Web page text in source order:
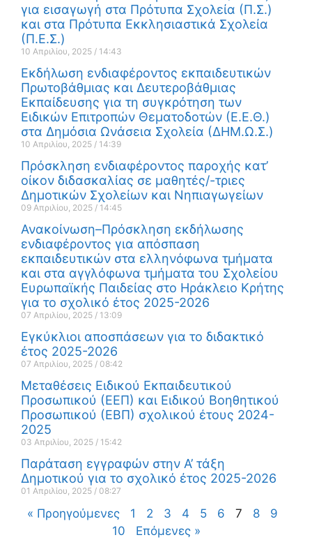
για εισαγωγή στα Πρότυπα Σχολεία (Π.Σ.)
και στα Πρότυπα Εκκλησιαστικά Σχολεία
(Π.Ε.Σ.)
10 Απριλίου, 2025 14:43
Εκδήλωση ενδιαφέροντος εκπαιδευτικών
Πρωτοβάθμιας και Δευτεροβάθμιας
Εκπαίδευσης για τη συγκρότηση των
Ειδικών Επιτροπών Θεματοδοτών (Ε.Ε.Θ.)
στα Δημόσια Ωνάσεια Σχολεία (ΔΗΜ.Ω.Σ.)
10 Απριλίου, 2025 14:39
Πρόσκληση ενδιαφέροντος παροχής κατ’
οίκον διδασκαλίας σε μαθητές/-τριες
Δημοτικών Σχολείων και Νηπιαγωγείων
09 Απριλίου, 2025 14:45
Ανακοίνωση–Πρόσκληση εκδήλωσης
ενδιαφέροντος για απόσπαση
εκπαιδευτικών στα ελληνόφωνα τμήματα
και στα αγγλόφωνα τμήματα του Σχολείου
Ευρωπαϊκής Παιδείας στο Ηράκλειο Κρήτης
για το σχολικό έτος 2025-2026
07 Απριλίου, 2025 13:09
Εγκύκλιοι αποσπάσεων για το διδακτικό
έτος 2025-2026
07 Απριλίου, 2025 08:42
Μεταθέσεις Ειδικού Εκπαιδευτικού
Προσωπικού (ΕΕΠ) και Ειδικού Βοηθητικού
Προσωπικού (ΕΒΠ) σχολικού έτους 2024-
2025
03 Απριλίου, 2025 15:42
Παράταση εγγραφών στην Α’ τάξη
Δημοτικού για το σχολικό έτος 2025-2026
01 Απριλίου, 2025 08:27
« Προηγούμενες 1 2 3 4 5 6 7 8
9
10
Επόμενες »